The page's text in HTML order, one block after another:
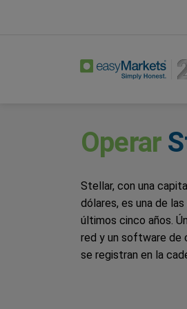
Operar
Stellar, con una
dólares, es una de
últimos cinco años.
red y un software de
se registran en la